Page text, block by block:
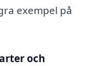
exempel på
och